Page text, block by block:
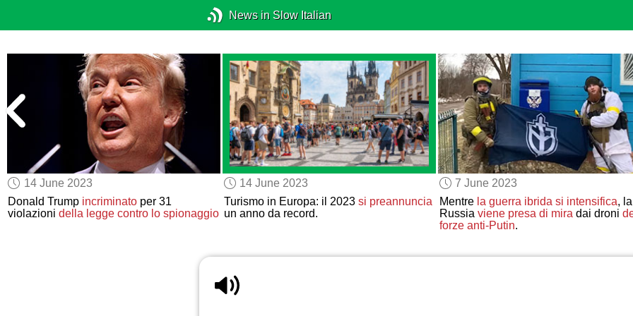
News in Slow Italian
14 June 2023
Donald Trump incriminato per 31
violazionidella legge contro lo spionaggio
14 June 2023
Turismo in Europa: il 2023 si preannuncia
un anno da record.
7 June 2023
Mentre la guerra ibrida si intensifica, la
Russia viene presa di miradai droni
forze anti-Putin.